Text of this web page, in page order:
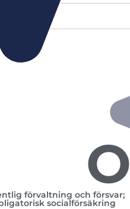
O
förvaltning och försvar;
socialförsäkring